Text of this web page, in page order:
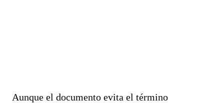
Aunque el documento evita el término